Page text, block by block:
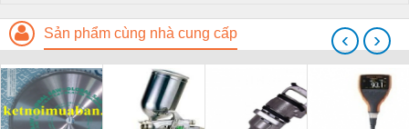
Sản phẩm cùng nhà cung cấp ‹ ›